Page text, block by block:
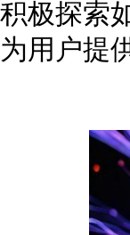
积极探索
为用户提